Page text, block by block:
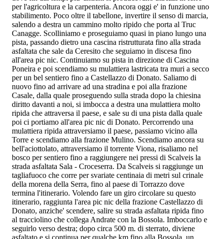
per l'agricoltura e la carpenteria. Ancora oggi e' in funzione uno
stabilimento. Poco oltre il tabellone, invertire il senso di marcia,
salendo a destra un cammino molto ripido che porta al Truc
Canagge. Scolliniamo e proseguiamo quasi in piano lungo una
pista, passando dietro una cascina ristrutturata fino alla strada
asfaltata che sale da Ceresito che seguiamo in discesa fino
all'area pic nic. Continuiamo su pista in direzione di Cascina
Poneira e poi scendiamo su mulattiera lastricata tra muri a secco
per un bel sentiero fino a Castellazzo di Donato. Saliamo di
nuovo fino ad arrivare ad una stradina e poi alla frazione
Casale, dalla quale proseguendo sulla strada dopo la chiesina
diritto davanti a noi, si imbocca a destra una mulattiera molto
ripida che attraversa il paese, e sale su di una pista dalla quale
poi ci portiamo all'area pic nic di Donato. Percorrendo una
mulattiera ripida attraversiamo il paese, passiamo vicino alla
Torre e scendiamo alla frazione Mulino. Scendiamo ancora su
bell'aciottolato, attraversiamo il torrente Viona, risaliamo nel
bosco per sentiero fino a raggiungere nei pressi di Scalveis la
strada asfaltata Sala - Croceserra. Da Scalveis si raggiunge un
tagliafuoco che corre per svariate centinaia di metri sul crinale
della morena della Serra, fino al paese di Torrazzo dove
termina l'itinerario. Volendo fare un giro circolare su questo
itinerario, raggiunta l'area pic nic della frazione Castellazzo di
Donato, anziche' scendere, salire su strada asfaltata ripida fino
al tracciolino che collega Andrate con la Bossola. Imboccarlo e
seguirlo verso destra; dopo circa 500 m. di sterrato, diviene
asfaltato e si continua per qualche km fino alla Bossola, un